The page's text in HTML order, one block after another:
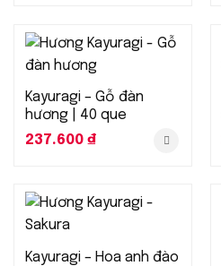
Kayuragi – Gỗ đàn
hương | 40 que
237.600 ₫
Kayuragi – Hoa anh đào